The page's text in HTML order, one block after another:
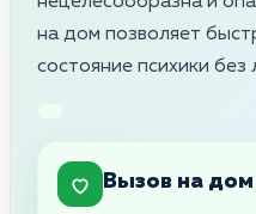
на дом позволяет
состояние психики без
Вызов на дом